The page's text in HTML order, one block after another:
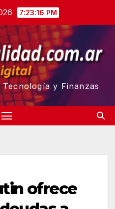
7:23:17 PM
y Finanzas
ofrece